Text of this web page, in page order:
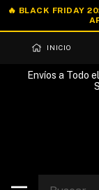
INICIO
Envíos a Todo